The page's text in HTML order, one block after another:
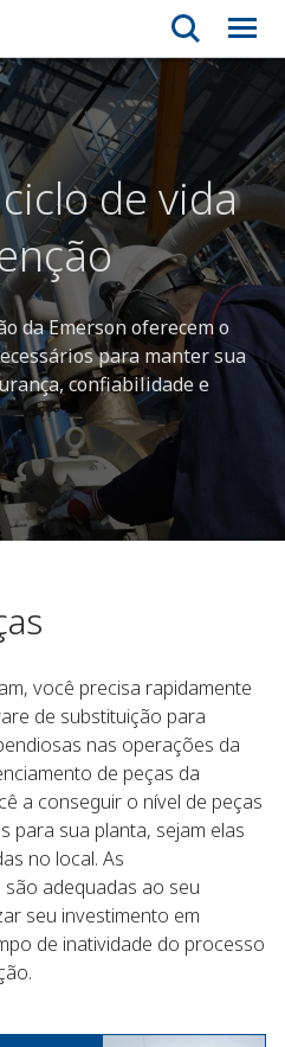
de vida
da Emerson oferecem o
para manter sua
confiabilidade e
você precisa rapidamente
de substituição para
nas operações da
de peças da
a conseguir o nível de peças
para sua planta, sejam elas
no local. As
adequadas ao seu
seu investimento em
de inatividade do processo